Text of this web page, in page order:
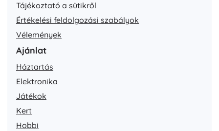
Tájékoztató a sütikről
Értékelési feldolgozási szabályok
Vélemények
Ajánlat
Háztartás
Elektronika
Játékok
Kert
Hobbi